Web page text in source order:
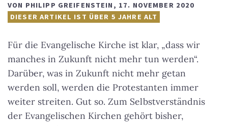
VON PHILIPP GREIFENSTEIN , 17. NOVEMBER 2020
DIESER ARTIKEL IST ÜBER 5 JAHRE ALT
Für die Evangelische Kirche ist klar, „dass wir
manches in Zukunft nicht mehr tun werden“.
Darüber, was in Zukunft nicht mehr getan
werden soll, werden die Protestanten immer
weiter streiten. Gut so. Zum Selbstverständnis
der Evangelischen Kirchen gehört bisher,